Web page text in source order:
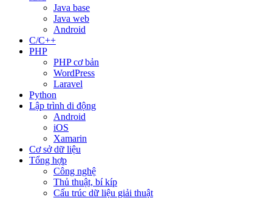
Java base
Java web
Android
C/C++
PHP
PHP cơ bản
WordPress
Laravel
Python
Lập trình di động
Android
iOS
Xamarin
Cơ sở dữ liệu
Tổng hợp
Công nghệ
Thủ thuật, bí kíp
Cấu trúc dữ liệu giải thuật